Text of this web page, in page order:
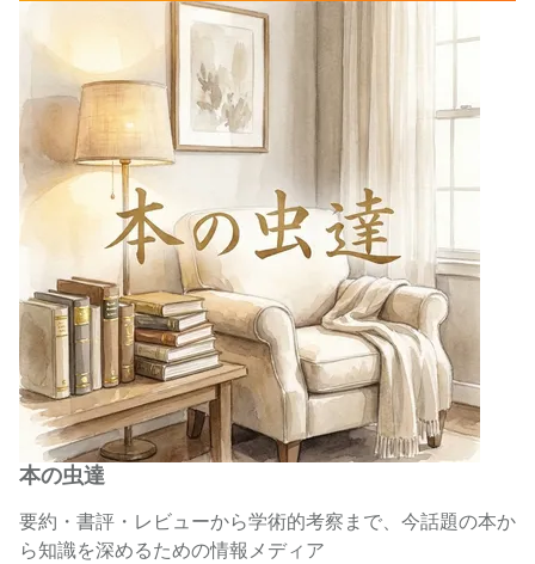
本の虫達
要約・書評・レビューから学術的考察まで、今話題の本か
ら知識を深めるための情報メディア